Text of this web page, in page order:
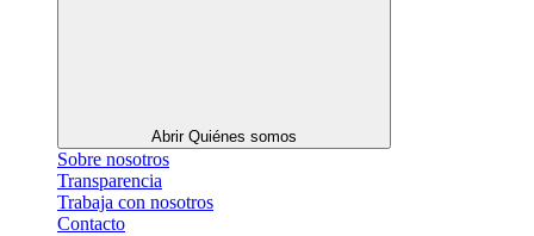
Abrir Quiénes somos
Sobre nosotros
Transparencia
Trabaja con nosotros
Contacto